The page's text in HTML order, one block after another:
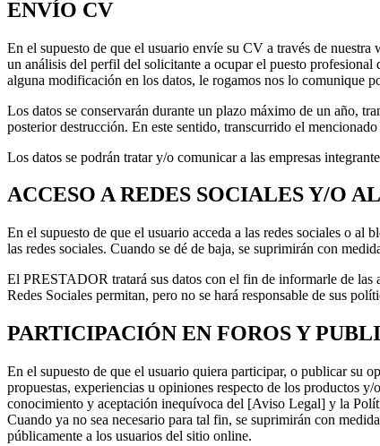
ENVÍO CV
En el supuesto de que el usuario envíe su CV a través de
un análisis del perfil del solicitante a ocupar el puesto
alguna modificación en los datos, le rogamos nos lo comunique
Los datos se conservarán durante un plazo máximo de un año,
posterior destrucción. En este sentido, transcurrido el
Los datos se podrán tratar y/o comunicar a las empresas
ACCESO A REDES SOCIALES Y/O
En el supuesto de que el usuario acceda a las redes sociales o al
las redes sociales. Cuando se dé de baja, se suprimirán con
El PRESTADOR tratará sus datos con el fin de informarle de las
Redes Sociales permitan, pero no se hará responsable de sus
PARTICIPACIÓN EN FOROS Y
En el supuesto de que el usuario quiera participar, o publicar su
propuestas, experiencias u opiniones respecto de los productos
conocimiento y aceptación inequívoca del [Aviso Legal] y la
Cuando ya no sea necesario para tal fin, se suprimirán con
públicamente a los usuarios del sitio online.